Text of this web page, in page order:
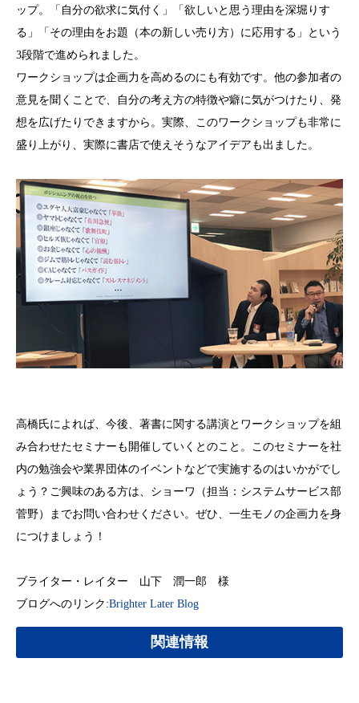
ップ。「自分の欲求に気付く」「欲しいと思う理由を深堀りす
る」「その理由をお題（本の新しい売り方）に応用する」という
3段階で進められました。
ワークショップは企画力を高めるのにも有効です。他の参加者の
意見を聞くことで、自分の考え方の特徴や癖に気がつけたり、発
想を広げたりできますから。実際、このワークショップも非常に
盛り上がり、実際に書店で使えそうなアイデアも出ました。
高橋氏によれば、今後、著書に関する講演とワークショップを組
み合わせたセミナーも開催していくとのこと。このセミナーを社
内の勉強会や業界団体のイベントなどで実施するのはいかがでし
ょう？ご興味のある方は、ショーワ（担当：システムサービス部
菅野）までお問い合わせください。ぜひ、一生モノの企画力を身
につけましょう！
ブライター・レイター 山下 潤一郎 様
ブログへのリンク:Brighter Later Blog
関連情報